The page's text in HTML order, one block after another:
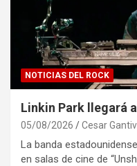
NOTICIAS DEL ROCK
Linkin Park llegará
05/08/2026 Cesar
La banda
en salas de cine de